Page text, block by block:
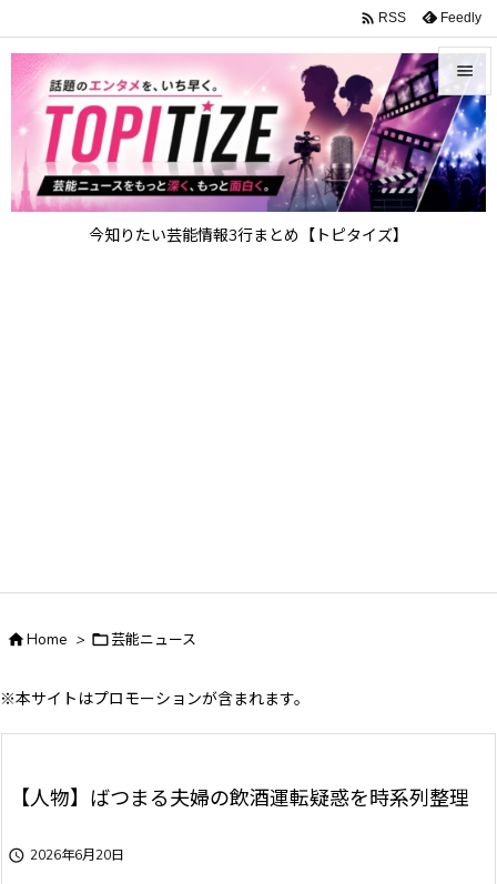
今知りたい芸能情報3行まとめ【トピタイズ】


メニュ

サイド
 RSS Feedly
Home > 芸能ニュース
※本サイトはプロモーションが含まれます。
【人物】ばつまる夫婦の飲酒運転疑惑を時系列整理
 2026年6月20日